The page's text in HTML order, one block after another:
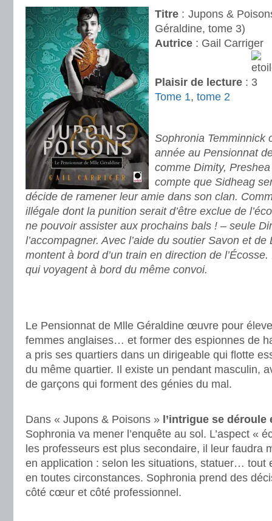
Titre : Jupons &
Géraldine, tome 3)
Autrice : Gail Carriger
Plaisir de lecture :
Tome 1, tome 2
Sophronia Temminnick
année au Pensionnat
comme Dimity,
compte que Sidheag
décide de ramener leur amie dans son clan.
illégale dont la punition serait d’être exclue de
ne pouvoir assister aux prochains bals ! – seule
l’accompagner. Avec l’aide du soutier Savon et
montent à bord d’un train en direction de
qui voyagent à bord du même convoi.
Le Pensionnat de Mlle Géraldine œuvre pour
femmes anglaises… et former des espionnes de
a pris ses quartiers dans un dirigeable qui flotte
du même quartier. Il existe un pendant masculin,
de garçons qui forment des génies du mal.
Dans « Jupons & Poisons » l’intrigue se déroule
Sophronia va mener l’enquête au sol. L’aspect «
les professeurs est plus secondaire, il leur faudra
en application : selon les situations, statuer… tout
en toutes circonstances. Sophronia prend des
côté cœur et côté professionnel.